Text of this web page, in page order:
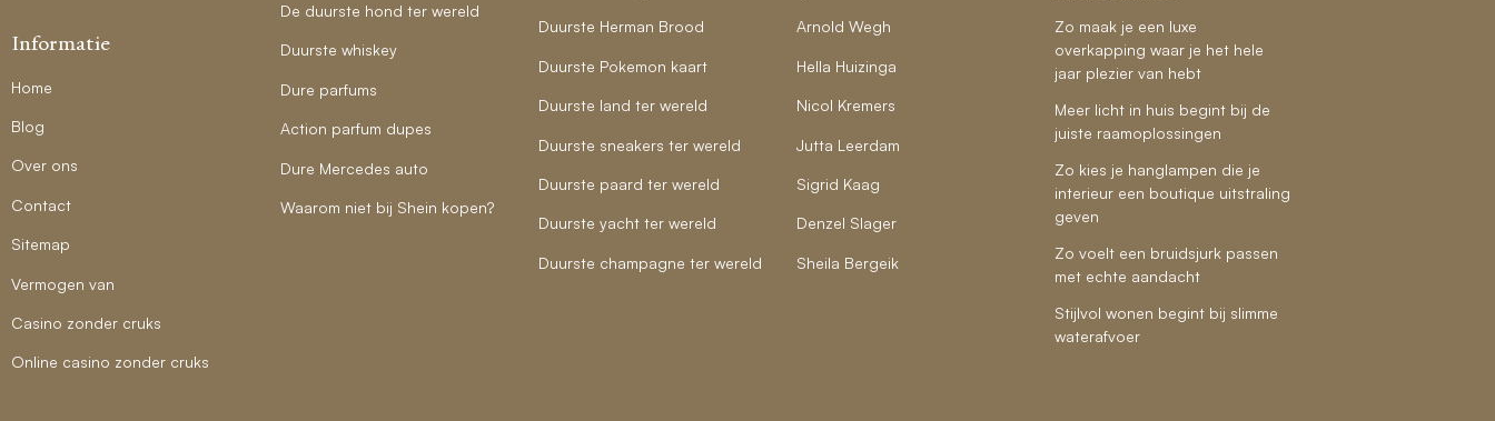
Informatie
Home
Blog
Over ons
Contact
Sitemap
Vermogen van
Casino zonder cruks
Online casino zonder cruks
De duurste hond ter wereld
Duurste whiskey
Dure parfums
Action parfum dupes
Dure Mercedes auto
Waarom niet bij Shein kopen?
Duurste Herman Brood
Duurste Pokemon kaart
Duurste land ter wereld
Duurste sneakers ter wereld
Duurste paard ter wereld
Duurste yacht ter wereld
Duurste champagne ter wereld
Arnold Wegh
Hella Huizinga
Nicol Kremers
Jutta Leerdam
Sigrid Kaag
Denzel Slager
Sheila Bergeik
Zo maak je een luxe
overkapping waar je het hele
jaar plezier van hebt
Meer licht in huis begint bij de
juiste raamoplossingen
Zo kies je hanglampen die je
interieur een boutique uitstraling
geven
Zo voelt een bruidsjurk passen
met echte aandacht
Stijlvol wonen begint bij slimme
waterafvoer